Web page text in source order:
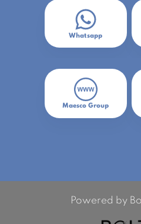
Whatsapp
Maesco Group
Powered by